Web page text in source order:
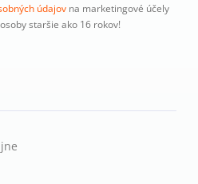
údajov na marketingové účely
staršie ako 16 rokov!